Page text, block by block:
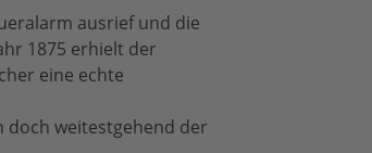
ausrief und die
1875 erhielt der
eine echte
doch weitestgehend der